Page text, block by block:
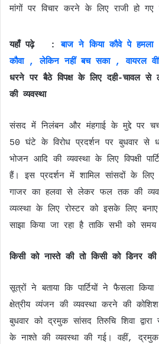
मांगों पर विचार करने के लिए राजी हो गए
यहाँ पढ़े :
बाज ने किया कौवे पे हमला
कौवा , लेकिन नहीं बच सका , वायरल
धरने पर बैठे विपक्ष के लिए दही-चावल
की व्यवस्था
संसद में निलंबन और मंहगाई के मुद्दे पर
50 घंटे के विरोध प्रदर्शन पर बुधवार से
भोजन आदि की व्यवस्था के लिए विपक्षी
हैं। इस प्रदर्शन में शामिल सांसदों के लिए
गाजर का हलवा से लेकर फल तक की
व्यव्स्था के लिए रोस्टर को इसके लिए
साझा किया जा रहा है ताकि सभी को
किसी को नास्ते की तो किसी को डिनर की
सूत्रों ने बताया कि पार्टियों ने फैसला
क्षेत्रीय व्यंजन की व्यवस्था करने की
बुधवार को द्रमुक सांसद तिरुचि शिवा
के नाश्ते की व्यवस्था की गई। वहीं,